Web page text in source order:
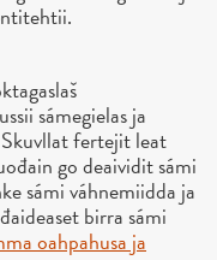
sámegielas ja
fertejit leat
go deaividit sámi
sámi váhnemiidda ja
birra sámi
oahpahusa ja